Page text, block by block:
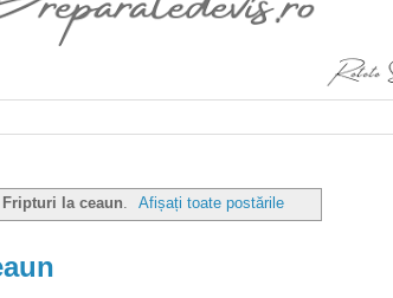
Fripturi la ceaun. Afișați toate postările